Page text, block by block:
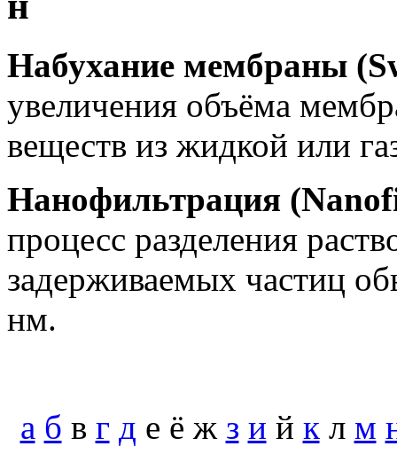
Набухание мембраны
увеличения объёма
веществ из жидкой или
Нанофильтрация
процесс разделения
задерживаемых частиц
нм.
а б в г д е ё ж з и й к л м